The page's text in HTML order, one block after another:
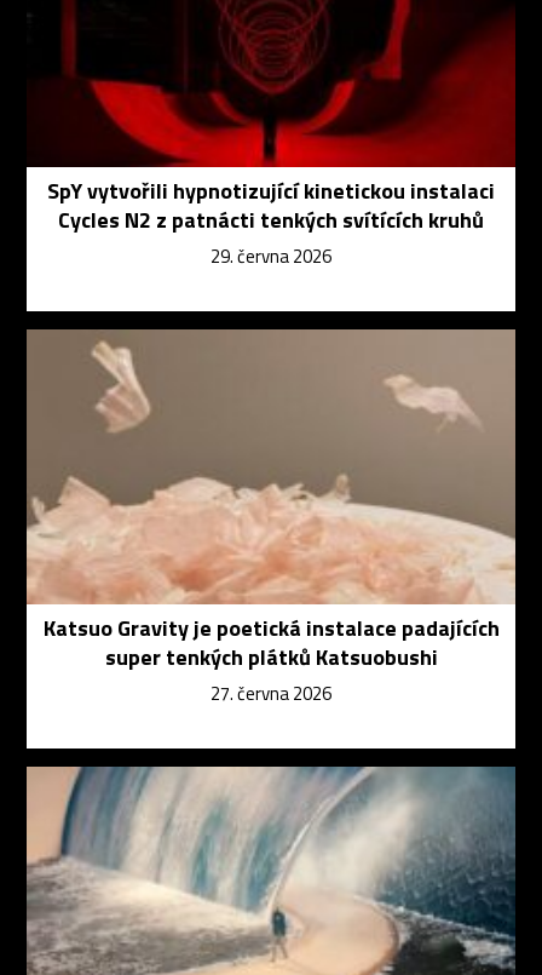
SpY vytvořili hypnotizující kinetickou instalaci
Cycles N2 z patnácti tenkých svítících kruhů
29. června 2026
Katsuo Gravity je poetická instalace padajících
super tenkých plátků Katsuobushi
27. června 2026